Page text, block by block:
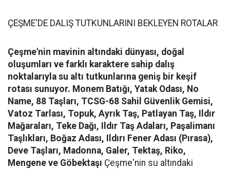
ÇEŞME'DE DALIŞ TUTKUNLARINI BEKLEYEN ROTALAR
Çeşme'nin mavinin altındaki dünyası, doğal
oluşumları ve farklı karaktere sahip dalış
noktalarıyla su altı tutkunlarına geniş bir keşif
rotası sunuyor. Monem Batığı, Yatak Odası, No
Name, 88 Taşları, TCSG-68 Sahil Güvenlik Gemisi,
Vatoz Tarlası, Topuk, Ayrık Taş, Patlayan Taş, Ildır
Mağaraları, Teke Dağı, Ildır Taş Adaları, Paşalimanı
Taşlıkları, Boğaz Adası, Ildırı Fener Adası (Pırasa),
Deve Taşları, Madonna, Galer, Tektaş, Riko,
Mengene ve Göbektaşı Çeşme'nin su altındaki